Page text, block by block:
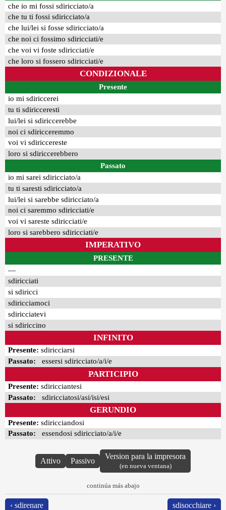
che io mi fossi sdiricciato/a
che tu ti fossi sdiricciato/a
che lui/lei si fosse sdiricciato/a
che noi ci fossimo sdiricciati/e
che voi vi foste sdiricciati/e
che loro si fossero sdiricciati/e
CONDIZIONALE
Presente
io mi sdiriccerei
tu ti sdiricceresti
lui/lei si sdiriccerebbe
noi ci sdiricceremmo
voi vi sdiriccereste
loro si sdiriccerebbero
Passato
io mi sarei sdiricciato/a
tu ti saresti sdiricciato/a
lui/lei si sarebbe sdiricciato/a
noi ci saremmo sdiricciati/e
voi vi sareste sdiricciati/e
loro si sarebbero sdiricciati/e
IMPERATIVO
PRESENTE
—
sdiricciati
si sdiricci
sdiricciamoci
sdiricciatevi
si sdiriccino
INFINITO
Presente: sdiricciarsi
Passato: essersi sdiricciato/a/i/e
PARTICIPIO
Presente: sdiricciantesi
Passato: sdiricciatosi/asi/isi/esi
GERUNDIO
Presente: sdiricciandosi
Passato: essendosi sdiricciato/a/i/e
Attivo Passivo
Version para la impresora
(en nueva ventana)
continúa más abajo
‹ sdirenare sdisocchiare ›